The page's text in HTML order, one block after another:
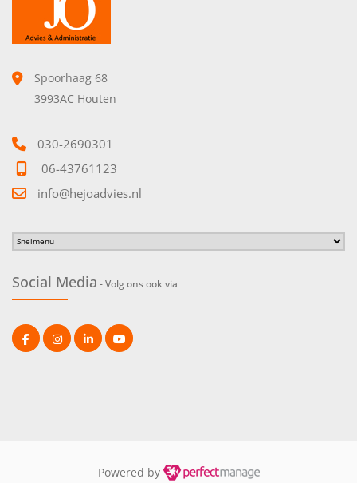
Spoorhaag 68
3993AC Houten
030-2690301
06-43761123
info@hejoadvies.nl
Social Media - Volg ons ook via
Powered by